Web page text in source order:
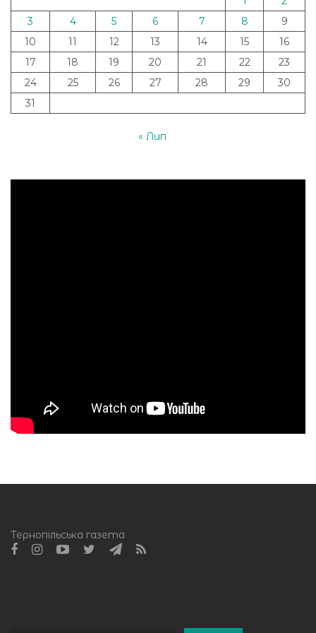
3
4 5 6 7 8
9
10
11 12 13 14 15
16
17
18 19 20 21 22
23
24
25 26 27 28 29
30
31
« Лип
Тернопільська газета